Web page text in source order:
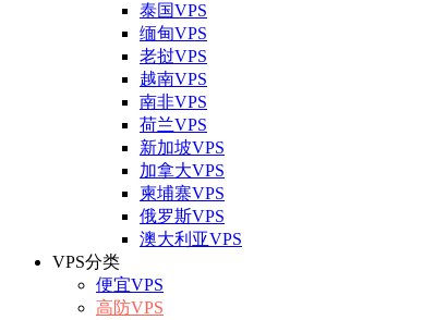
泰国VPS
缅甸VPS
老挝VPS
越南VPS
南非VPS
荷兰VPS
新加坡VPS
加拿大VPS
柬埔寨VPS
俄罗斯VPS
澳大利亚VPS
VPS分类
便宜VPS
高防VPS